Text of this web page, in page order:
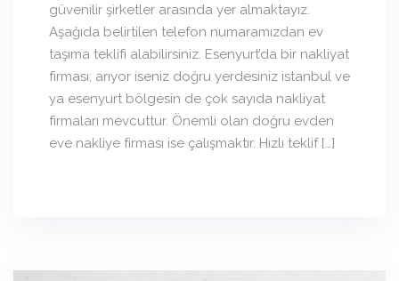
güvenilir şirketler arasında yer almaktayız.
Aşağıda belirtilen telefon numaramızdan ev
taşıma teklifi alabilirsiniz. Esenyurt’da bir nakliyat
firması; arıyor iseniz doğru yerdesiniz istanbul ve
ya esenyurt bölgesin de çok sayıda nakliyat
firmaları mevcuttur. Önemli olan doğru evden
eve nakliye firması ise çalışmaktır. Hızlı teklif […]